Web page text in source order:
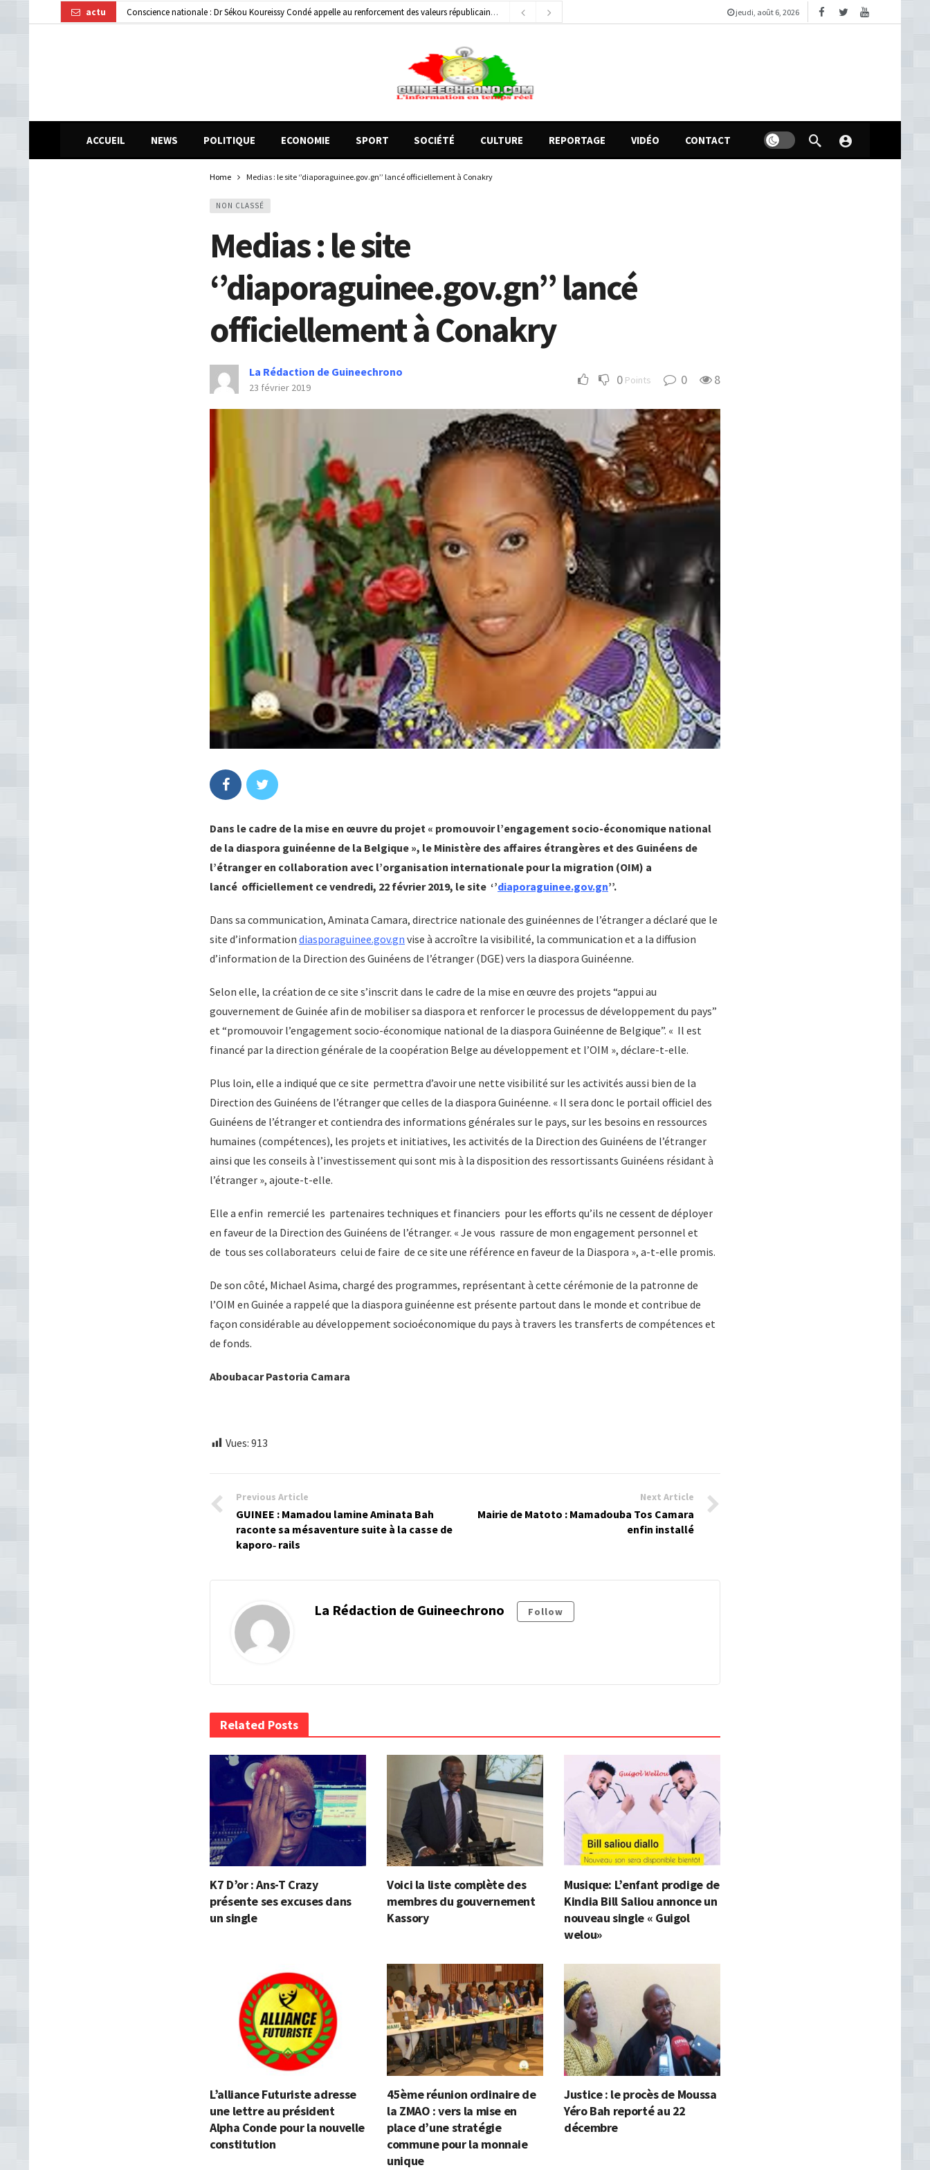
actu Conscience nationale : Dr Sékou Koureissy Condé appelle au renforcement des valeurs républicaines
1 jour ago
Transformation numérique : la CGE-GUI et Orange Money amorcent un partenariat stratégique
24 heures ago
jeudi, août 6, 2026
ACCUEIL NEWS POLITIQUE ECONOMIE SPORT SOCIÉTÉ CULTURE REPORTAGE VIDÉO CONTACT
Home Medias : le site ‘’diaporaguinee.gov.gn’’ lancé officiellement à Conakry
NON CLASSÉ
Medias : le site
‘’diaporaguinee.gov.gn’’ lancé
officiellement à Conakry
La Rédaction de Guineechrono
23 février 2019 0 Points 0 8
Dans le cadre de la mise en œuvre du projet « promouvoir l’engagement socio-économique national
de la diaspora guinéenne de la Belgique », le Ministère des affaires étrangères et des Guinéens de
l’étranger en collaboration avec l’organisation internationale pour la migration (OIM) a
lancé officiellement ce vendredi, 22 février 2019, le site ‘’diaporaguinee.gov.gn’’.
Dans sa communication, Aminata Camara, directrice nationale des guinéennes de l’étranger a déclaré que le
site d’information diasporaguinee.gov.gn vise à accroître la visibilité, la communication et a la diffusion
d’information de la Direction des Guinéens de l’étranger (DGE) vers la diaspora Guinéenne.
Selon elle, la création de ce site s’inscrit dans le cadre de la mise en œuvre des projets “appui au
gouvernement de Guinée afin de mobiliser sa diaspora et renforcer le processus de développement du pays”
et “promouvoir l’engagement socio-économique national de la diaspora Guinéenne de Belgique”. « Il est
financé par la direction générale de la coopération Belge au développement et l’OIM », déclare-t-elle.
Plus loin, elle a indiqué que ce site permettra d’avoir une nette visibilité sur les activités aussi bien de la
Direction des Guinéens de l’étranger que celles de la diaspora Guinéenne. « Il sera donc le portail officiel des
Guinéens de l’étranger et contiendra des informations générales sur le pays, sur les besoins en ressources
humaines (compétences), les projets et initiatives, les activités de la Direction des Guinéens de l’étranger
ainsi que les conseils à l’investissement qui sont mis à la disposition des ressortissants Guinéens résidant à
l’étranger », ajoute-t-elle.
Elle a enfin remercié les partenaires techniques et financiers pour les efforts qu’ils ne cessent de déployer
en faveur de la Direction des Guinéens de l’étranger. « Je vous rassure de mon engagement personnel et
de tous ses collaborateurs celui de faire de ce site une référence en faveur de la Diaspora », a-t-elle promis.
De son côté, Michael Asima, chargé des programmes, représentant à cette cérémonie de la patronne de
l’OIM en Guinée a rappelé que la diaspora guinéenne est présente partout dans le monde et contribue de
façon considérable au développement socioéconomique du pays à travers les transferts de compétences et
de fonds.
Aboubacar Pastoria Camara
Vues: 913
Previous Article
GUINEE : Mamadou lamine Aminata Bah
raconte sa mésaventure suite à la casse de
kaporo‐ rails
Next Article
Mairie de Matoto : Mamadouba Tos Camara
enfin installé
La Rédaction de Guineechrono Follow
Related Posts
K7 D’or : Ans-T Crazy
présente ses excuses dans
un single
Voici la liste complète des
membres du gouvernement
Kassory
Musique: L’enfant prodige de
Kindia Bill Saliou annonce un
nouveau single « Guigol
welou»
L’alliance Futuriste adresse
une lettre au président
Alpha Conde pour la nouvelle
constitution
45ème réunion ordinaire de
la ZMAO : vers la mise en
place d’une stratégie
commune pour la monnaie
unique
Justice : le procès de Moussa
Yéro Bah reporté au 22
décembre